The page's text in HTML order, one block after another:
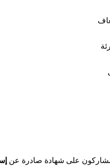
على شهادة صادرة عن